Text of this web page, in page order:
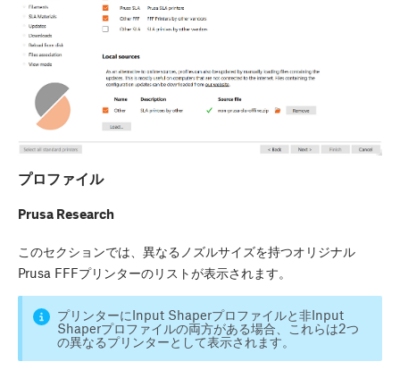
プロファイル
Prusa Research
このセクションでは、異なるノズルサイズを持つオリジナル
Prusa FFFプリンターのリストが表示されます。
プリンターにInput Shaperプロファイルと非Input
Shaperプロファイルの両方がある場合、これらは2つ
の異なるプリンターとして表示されます。